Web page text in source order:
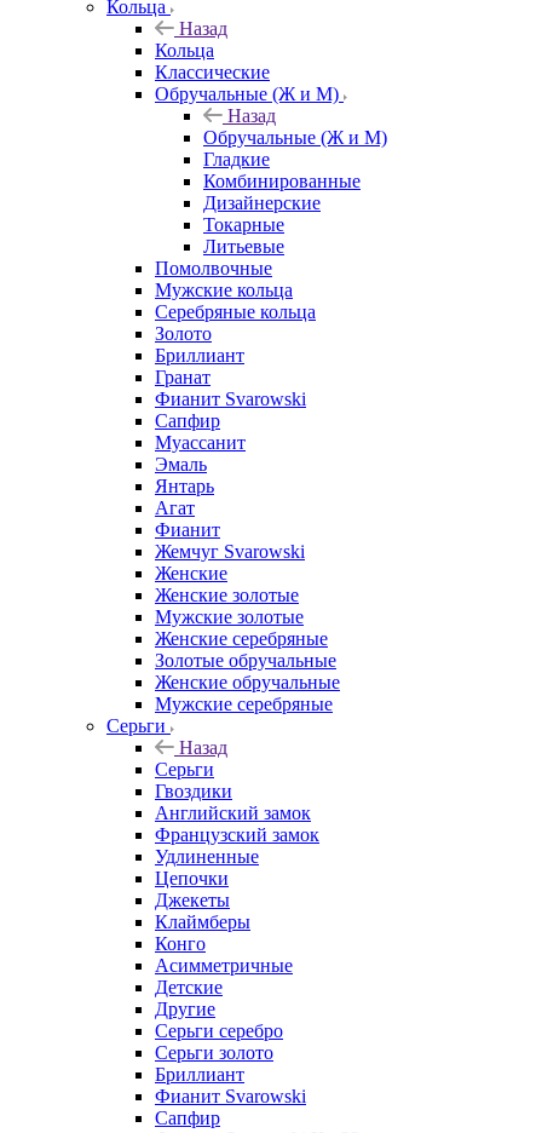
Кольца
Назад
Кольца
Классические
Обручальные (Ж и М)
Назад
Обручальные (Ж и М)
Гладкие
Комбинированные
Дизайнерские
Токарные
Литьевые
Помолвочные
Мужские кольца
Серебряные кольца
Золото
Бриллиант
Гранат
Фианит Svarowski
Сапфир
Муассанит
Эмаль
Янтарь
Агат
Фианит
Жемчуг Svarowski
Женские
Женские золотые
Мужские золотые
Женские серебряные
Золотые обручальные
Женские обручальные
Мужские серебряные
Серьги
Назад
Серьги
Гвоздики
Английский замок
Французский замок
Удлиненные
Цепочки
Джекеты
Клаймберы
Конго
Асимметричные
Детские
Другие
Серьги серебро
Серьги золото
Бриллиант
Фианит Svarowski
Сапфир